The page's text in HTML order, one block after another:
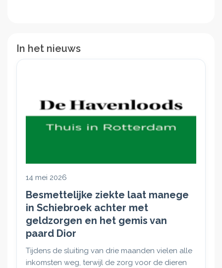
In het nieuws
14 mei 2026
Besmettelijke ziekte laat manege
in Schiebroek achter met
geldzorgen en het gemis van
paard Dior
Tijdens de sluiting van drie maanden vielen alle
inkomsten weg, terwijl de zorg voor de dieren